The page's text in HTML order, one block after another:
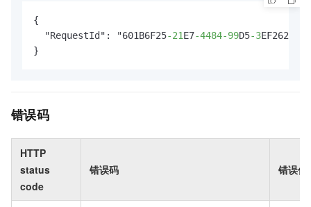
{
  "RequestId": "601B6F25
-21E7-4484-99D5-3
}
错误码
HTTP
status
code
错误码 错误信